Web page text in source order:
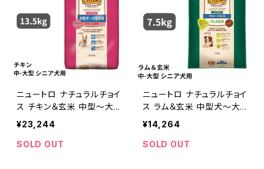
ニュートロ ナチュラルチョイ
ス チキン＆玄米 中型〜大
型犬 エイジングケア 13.5k
g 0079105100854
¥23,244
SOLD OUT
ニュートロ ナチュラルチョイ
ス ラム＆玄米 中型犬〜大
型犬 エイジングケア 7.5kg
4562358786822
¥14,264
SOLD OUT